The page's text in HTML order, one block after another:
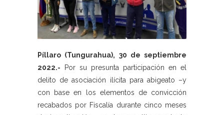
Píllaro (Tungurahua), 30 de septiembre
2022.- Por su presunta participación en el
delito de asociación ilícita para abigeato –y
con base en los elementos de convicción
recabados por Fiscalía durante cinco meses